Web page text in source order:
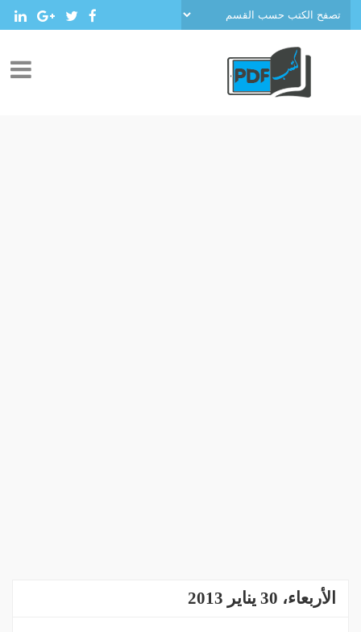
الأربعاء، 30 يناير 2013